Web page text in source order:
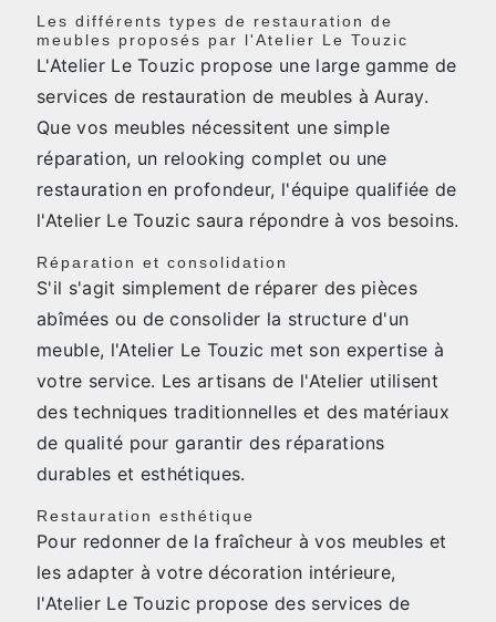
Les différents types de restauration de
meubles proposés par l'Atelier Le Touzic
L'Atelier Le Touzic propose une large gamme de
services de restauration de meubles à Auray.
Que vos meubles nécessitent une simple
réparation, un relooking complet ou une
restauration en profondeur, l'équipe qualifiée de
l'Atelier Le Touzic saura répondre à vos besoins.
Réparation et consolidation
S'il s'agit simplement de réparer des pièces
abîmées ou de consolider la structure d'un
meuble, l'Atelier Le Touzic met son expertise à
votre service. Les artisans de l'Atelier utilisent
des techniques traditionnelles et des matériaux
de qualité pour garantir des réparations
durables et esthétiques.
Restauration esthétique
Pour redonner de la fraîcheur à vos meubles et
les adapter à votre décoration intérieure,
l'Atelier Le Touzic propose des services de